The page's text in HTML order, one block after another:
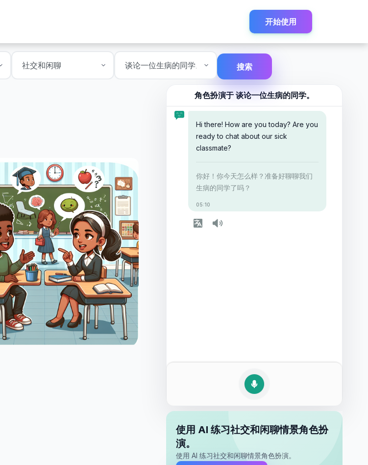
开始使用
搜索
角色扮演于 谈论一位生病的同学。
Hi there! How are you today? Are you
ready to chat about our sick
classmate?
你好！你今天怎么样？准备好聊聊我们
生病的同学了吗？
05:10
使用 AI 练习社交和闲聊情景角色扮
演。
使用 AI 练习社交和闲聊情景角色扮演。